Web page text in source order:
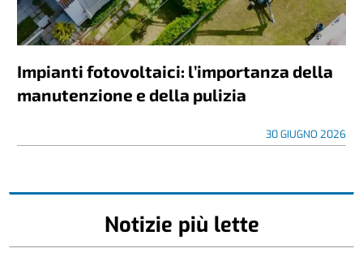
Impianti fotovoltaici: l’importanza della
manutenzione e della pulizia
30 GIUGNO 2026
Notizie più lette